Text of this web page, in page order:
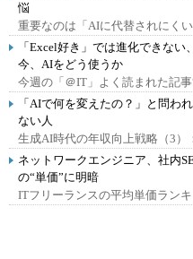
悩
重要なのは「AIに代替されにく
「Excel好き」では進化できな
今、AIをどう使うか
今週の「＠IT」よく読まれた記事
「AIで何を変えたの？」と問わ
ない人
生成AI時代の年収向上戦略（3）
ネットワークエンジニア、社内
の“単価”に明暗
ITフリーランスの平均単価ランキ